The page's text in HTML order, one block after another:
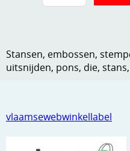
Knipvellen
Merken
vlaamsewebwinkellabel
Stansen, embossen,
uitsnijden, pons, die,